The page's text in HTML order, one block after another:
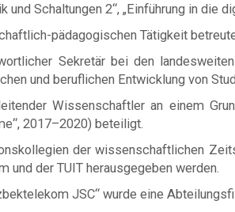
und Schaltungen 2“, „Einführung in die
pädagogischen Tätigkeit
Sekretär bei den
und beruflichen Entwicklung von
Wissenschaftler an einem
2017–2020) beteiligt.
der wissenschaftlichen
und der TUIT herausgegeben werden.
JSC“ wurde eine